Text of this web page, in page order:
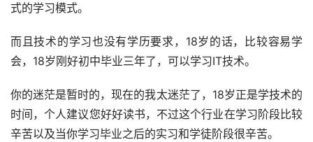
式的学习模式。
而且技术的学习也没有学历要求，18岁的话，比较容易学
会，18岁刚好初中毕业三年了，可以学习IT技术。
你的迷茫是暂时的，现在的我太迷茫了，18岁正是学技术的
时间，个人建议您好好读书，不过这个行业在学习阶段比较
辛苦以及当你学习毕业之后的实习和学徒阶段很辛苦。